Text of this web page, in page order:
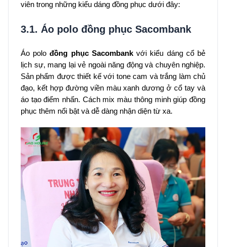
viên trong những kiểu dáng đồng phục dưới đây:
3.1. Áo polo đồng phục Sacombank
Áo polođồng phục Sacombankvới kiểu dáng cổ bẻ
lịch sự, mang lại vẻ ngoài năng động và chuyên nghiệp.
Sản phẩm được thiết kế với tone cam và trắng làm chủ
đạo, kết hợp đường viền màu xanh dương ở cổ tay và
áo tạo điểm nhấn. Cách mix màu thông minh giúp đồng
phục thêm nổi bật và dễ dàng nhận diện từ xa.